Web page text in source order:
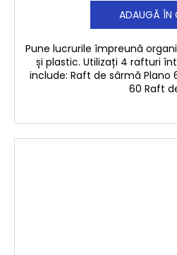
ADAUGĂ ÎN
Pune lucrurile împreună
și plastic. Utilizați 4 rafturi
include: Raft de sârmă Plano
60 Raft